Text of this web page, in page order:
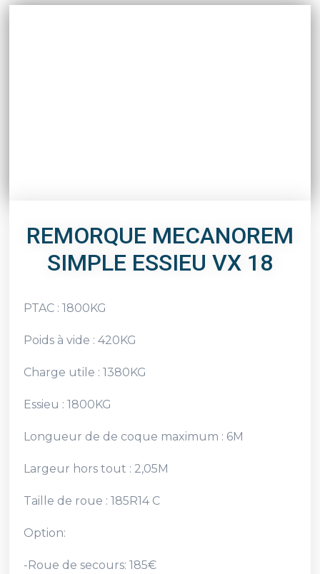
REMORQUE MECANOREM
SIMPLE ESSIEU VX 18
PTAC : 1800KG
Poids à vide : 420KG
Charge utile : 1380KG
Essieu : 1800KG
Longueur de de coque maximum : 6M
Largeur hors tout : 2,05M
Taille de roue : 185R14 C
Option:
-Roue de secours: 185€